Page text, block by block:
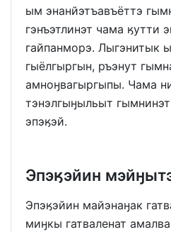
ым энанйэтъавъёттэ
гэнъэтлинэт чама ӄутти
гайпанморэ. Лыгэнитык
гыёлгыргын, ръэнут
амноӈвагыргыпы. Чама
тэнэлгыӈыльыт
эпэӄэй.
Эпэӄэйин
Эпэӄэйин майэнаӈак
миӈкы гатваленат